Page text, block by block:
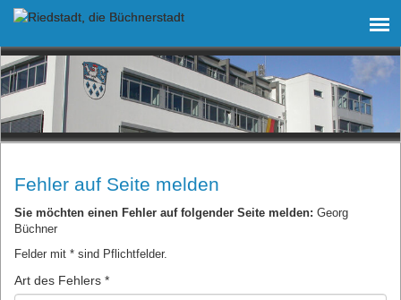
Fehler auf Seite melden
Sie möchten einen Fehler auf folgender Seite melden: Georg
Büchner
Felder mit * sind Pflichtfelder.
Art des Fehlers *